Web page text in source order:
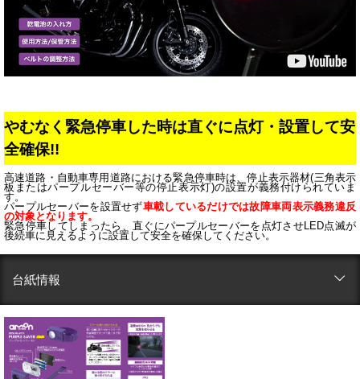
やむなく緊急停車した時は直ぐに点灯・設置して安
全確保!!
高速道路・自動車専用道路における緊急停車時は、停止表示器材(三角表示
板またはパープルセーバー等の停止表示灯)の設置が義務付けられていま
す。
パープルセーバーを設置せず車載しているだけでは故障車両表示義務違反
の対象となります。
緊急停車してしまったら、直ぐにパープルセーバーを点灯させLED点滅が
後続車に見えるように設置して安全を確保してください。
台紙情報